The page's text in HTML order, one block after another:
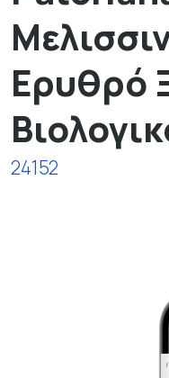
Ερυθρό
24152